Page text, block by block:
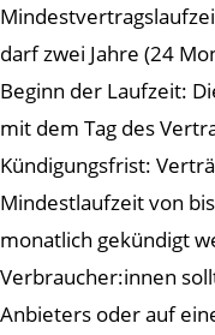
darf zwei Jahre (24
Beginn der Laufzeit:
mit dem Tag des
Kündigungsfrist:
Mindestlaufzeit von
monatlich gekündigt
Verbraucher:innen
Anbieters oder auf